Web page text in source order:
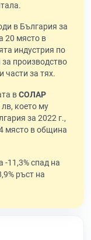
в България за
20 място в
индустрия по
производство
части за тях.
вСОЛАР
което му
за 2022 г.,
място в община
-11,3% спад на
ръст на